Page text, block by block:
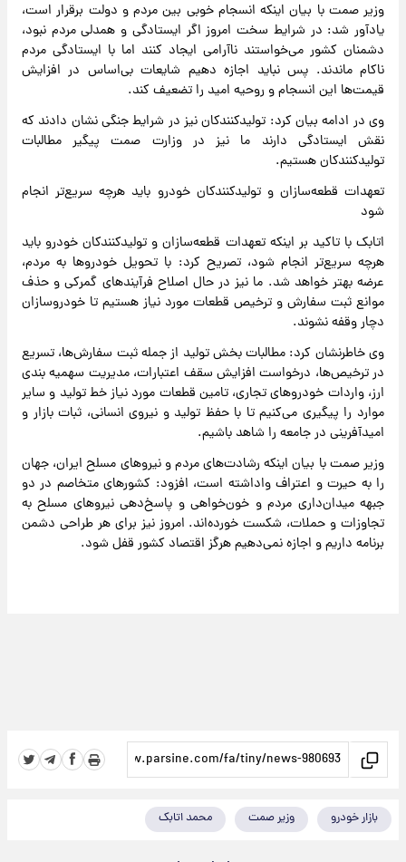
وزیر صمت با بیان اینکه انسجام خوبی بین مردم و دولت برقرار است،
یادآور شد: در شرایط سخت امروز اگر ایستادگی و همدلی مردم نبود،
دشمنان کشور می‌خواستند ناآرامی ایجاد کنند اما با ایستادگی مردم
ناکام ماندند. پس نباید اجازه دهیم شایعات بی‌اساس در افزایش
قیمت‌ها این انسجام و روحیه امید را تضعیف کند.
وی در ادامه بیان کرد: تولیدکنندکان نیز در شرایط جنگی نشان دادند که
نقش ایستادگی دارند ما نیز در وزارت صمت پیگیر مطالبات
تولیدکنندکان هستیم.
تعهدات قطعه‌سازان و تولیدکنندکان خودرو باید هرچه سریع‌تر انجام
شود
اتابک با تاکید بر اینکه تعهدات قطعه‌سازان و تولیدکنندکان خودرو باید
هرچه سریع‌تر انجام شود، تصریح کرد: با تحویل خودروها به مردم،
عرضه بهتر خواهد شد. ما نیز در حال اصلاح فرآیندهای گمرکی و حذف
موانع ثبت سفارش و ترخیص قطعات مورد نیاز هستیم تا خودروسازان
دچار وقفه نشوند.
وی خاطرنشان کرد: مطالبات بخش تولید از جمله ثبت سفارش‌ها، تسریع
در ترخیص‌ها، درخواست افزایش سقف اعتبارات، مدیریت سهمیه بندی
ارز، واردات خودروهای تجاری، تامین قطعات مورد نیاز خط تولید و سایر
موارد را پیگیری می‌کنیم تا با حفظ تولید و نیروی انسانی، ثبات بازار و
امیدآفرینی در جامعه را شاهد باشیم.
وزیر صمت با بیان اینکه رشادت‌های مردم و نیروهای مسلح ایران، جهان
را به حیرت و اعتراف واداشته است، افزود: کشورهای متخاصم در دو
جبهه میدان‌داری مردم و خون‌خواهی و پاسخ‌دهی نیروهای مسلح به
تجاوزات و حملات، شکست خورده‌اند. امروز نیز برای هر طراحی دشمن
برنامه داریم و اجازه نمی‌دهیم هرگز اقتصاد کشور قفل شود.
بازار خودرو وزیر صمت محمد اتابک